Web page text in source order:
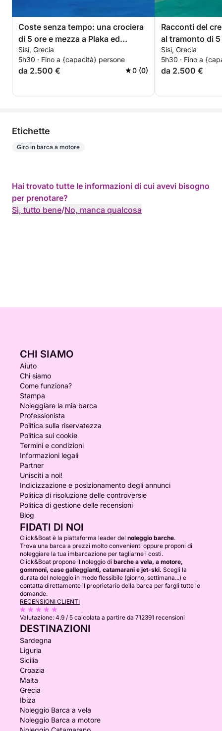
Coste senza tempo: una crociera
di 5 ore e mezza a Plaka ed
Elounda
Sisi, Grecia
5h30 · Fino a {capacità} persone
da 2.500 € 0 (0)
Racconti del
al tramonto di 5
Plaka ed
Sisi, Grecia
5h30 · Fino a
da 2.500 €
Etichette
Giro in barca a motore
Hai trovato tutte le informazioni di cui avevi bisogno
per prenotare?
Sì, tutto bene/No, manca qualcosa
CHI SIAMO
Aiuto
Chi siamo
Come funziona?
Stampa
Noleggiare la mia barca
Professionista
Politica sulla riservatezza
Politica sui cookie
Termini e condizioni
Informazioni legali
Partner
Unisciti a noi!
Indicizzazione e posizionamento degli annunci
Politica di risoluzione delle controversie
Politica di gestione delle recensioni
Blog
FIDATI DI NOI
Click&Boat è la piattaforma leader del noleggio barche.
Trova una barca a prezzi molto convenienti oppure proponi di
noleggiare la tua imbarcazione per tagliarne i costi.
Click&Boat propone il noleggio di barche a vela, a motore,
gommoni, case galleggianti, catamarani e jet-ski. Scegli la
durata del noleggio in modo flessibile (giorno, settimana...) e
contatta direttamente il proprietario della barca per fargli tutte le
domande.
RECENSIONI CLIENTI
Valutazione: 4.9 / 5 calcolata a partire da 712391 recensioni
DESTINAZIONI
Sardegna
Liguria
Sicilia
Croazia
Malta
Grecia
Ibiza
Noleggio Barca a vela
Noleggio Barca a motore